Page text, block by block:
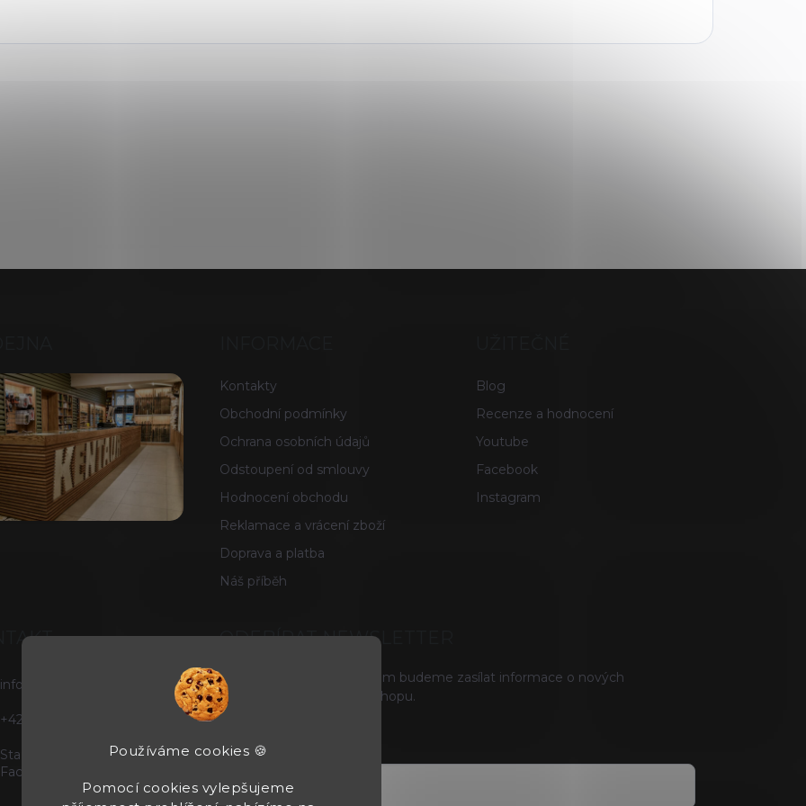
Používáme cookies 🍪
Pomocí cookies vylepšujeme
Kontakty
Obchodní podmínky
Ochrana osobních údajů
Odstoupení od smlouvy
Hodnocení obchodu
Reklamace a vrácení zboží
Doprava a platba
Náš příběh
Blog
Recenze a hodnocení
Youtube
Facebook
Instagram
info
+420725729739
Staňte se našimi fanoušky na
Facebooku
ODEBÍRAT NEWSLETTER
Vložte svůj e-mail a my vám budeme zasílat informace o nových
produktech na našem e-shopu.
E-MAIL